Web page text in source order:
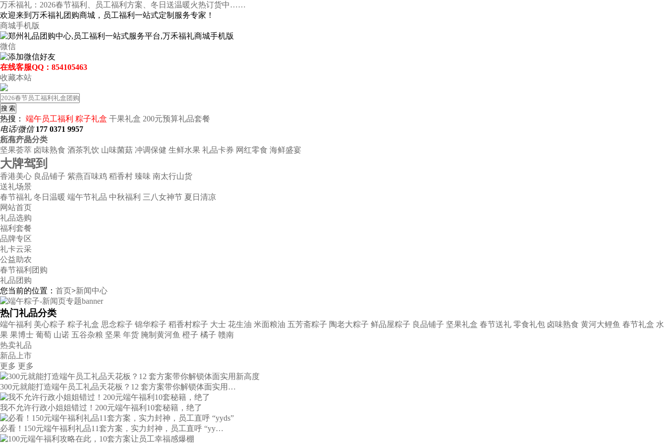
万禾福礼：2026春节福利、员工福利方案、冬日送温暖火热订货中……
欢迎来到万禾福礼团购商城，员工福利一站式定制服务专家！
商城手机版
微信
在线客服QQ：854105463
收藏本站
搜 索
热搜： 端午员工福利 粽子礼盒 干果礼盒 200元预算礼品套餐
电话/微信 177 0371 9957
所有产品分类
礼品分类
坚果荟萃 卤味熟食 酒茶乳饮 山味菌菇 冲调保健 生鲜水果 礼品卡券 网红零食 海鲜盛宴
大牌驾到
香港美心 良品铺子 紫燕百味鸡 稻香村 臻味 南太行山货
送礼场景
春节福礼 冬日温暖 端午节礼品 中秋福利 三八女神节 夏日清凉
网站首页
礼品选购
福利套餐
品牌专区
礼卡云采
公益助农
春节福利团购
礼品团购
您当前的位置： 首页>新闻中心
热门礼品分类
端午福利 美心粽子 粽子礼盒 思念粽子 锦华粽子 稻香村粽子 大士 花生油 米面粮油 五芳斋粽子 陶老大粽子 鲜品屋粽子 良品铺子 坚果礼盒 春节送礼 零食礼包 卤味熟食 黄河大鲤鱼 春节礼盒 水
果 果博士 葡萄 山诺 五谷杂粮 坚果 年货 腌制黄河鱼 橙子 橘子 赣南
热卖礼品
新品上市
更多 更多
300元就能打造端午员工礼品天花板？12 套方案带你解锁体面实用…
我不允许行政小姐姐错过！200元端午福利10套秘籍，绝了
必看！150元端午福利礼品11套方案，实力封神，员工直呼 “yy…